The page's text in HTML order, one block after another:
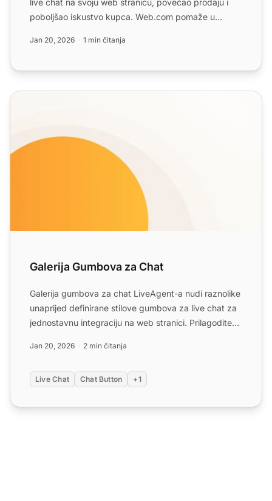
poboljšao iskustvo kupca. Web.com pomaže u
Jan 20, 2026 1 min čitanja
Galerija Gumbova za Chat
Galerija Gumbova za Chat
Galerija gumbova za chat LiveAgent-a nudi raznolike
unaprijed definirane stilove gumbova za live chat za
jednostavnu integraciju na web stranici. Prilagodite
Jan 20, 2026 2 min čitanja
Live Chat Chat Button +1